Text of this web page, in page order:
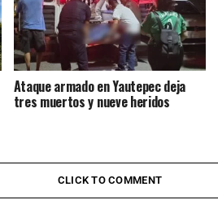
Ataque armado en Yautepec deja
tres muertos y nueve heridos
CLICK TO COMMENT